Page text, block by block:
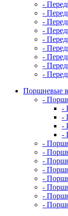
-
-
-
-
-
-
-
-
-
Поршневые
-
-
-
-
-
-
-
-
-
-
-
-
-